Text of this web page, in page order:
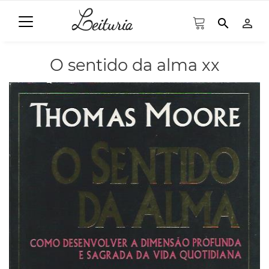
search person_outline
O sentido da alma xx